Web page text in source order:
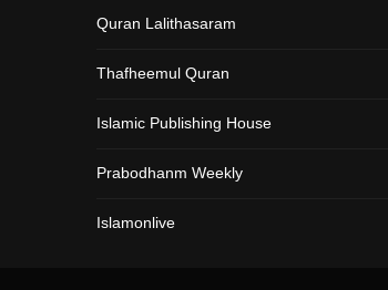
Quran Lalithasaram
Thafheemul Quran
Islamic Publishing House
Prabodhanm Weekly
Islamonlive